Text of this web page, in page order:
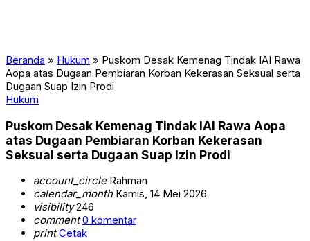
Beranda » Hukum » Puskom Desak Kemenag Tindak IAI Rawa
Aopa atas Dugaan Pembiaran Korban Kekerasan Seksual serta
Dugaan Suap Izin Prodi
Hukum
Puskom Desak Kemenag Tindak IAI Rawa Aopa
atas Dugaan Pembiaran Korban Kekerasan
Seksual serta Dugaan Suap Izin Prodi
account_circleRahman
calendar_monthKamis, 14 Mei 2026
visibility246
comment 0 komentar
print Cetak